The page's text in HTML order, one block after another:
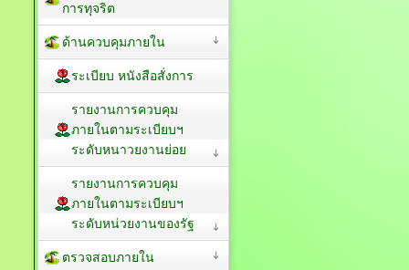
การทุจริต
ด้านควบคุมภายใน
ระเบียบ หนังสือสั่งการ
รายงานการควบคุม
ภายในตามระเบียบฯ
ระดับหนาวยงานย่อย
รายงานการควบคุม
ภายในตามระเบียบฯ
ระดับหน่วยงานของรัฐ
ตรวจสอบภายใน